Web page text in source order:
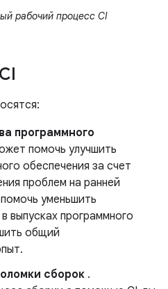
рабочий процесс CI
программного
помочь улучшить
обеспечения за счет
проблем на ранней
уменьшить
выпусках программного
общий
сборок .